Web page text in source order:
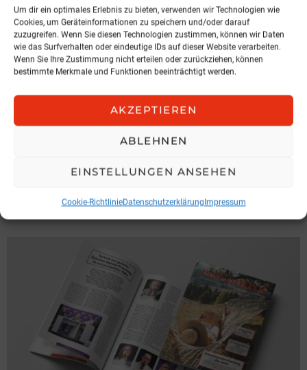
Um dir ein optimales Erlebnis zu bieten, verwenden wir Technologien wie
Cookies, um Geräteinformationen zu speichern und/oder darauf
zuzugreifen. Wenn Sie diesen Technologien zustimmen, können wir Daten
wie das Surfverhalten oder eindeutige IDs auf dieser Website verarbeiten.
Wenn Sie Ihre Zustimmung nicht erteilen oder zurückziehen, können
bestimmte Merkmale und Funktionen beeinträchtigt werden.
AKZEPTIEREN
ABLEHNEN
EINSTELLUNGEN ANSEHEN
Cookie-RichtlinieDatenschutzerklärungImpressum
Wachstum durch Innovation